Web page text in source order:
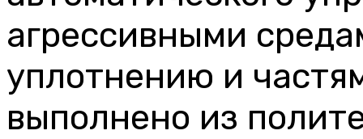
агрессивными
уплотнению и
выполнено из